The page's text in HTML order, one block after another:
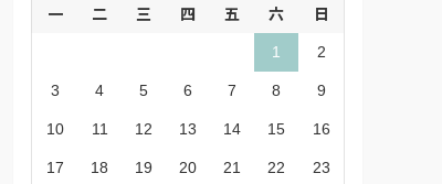
一 二 三 四 五 六 日
1 2
3 4 5 6 7 8 9
10 11 12 13 14 15 16
17 18 19 20 21 22 23